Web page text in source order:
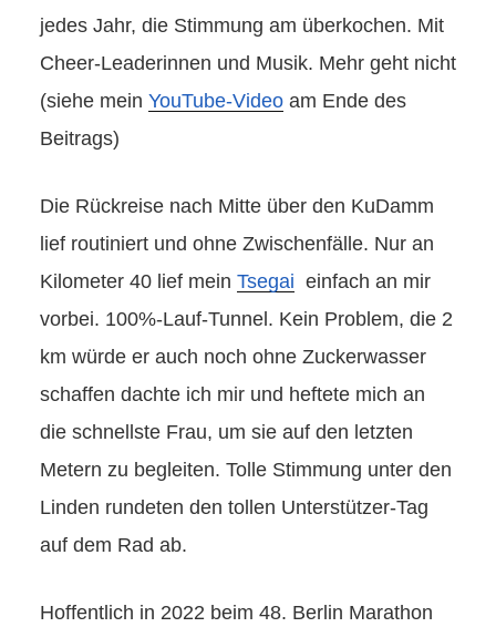
jedes Jahr, die Stimmung am überkochen. Mit
Cheer-Leaderinnen und Musik. Mehr geht nicht
(siehe mein YouTube-Video am Ende des
Beitrags)
Die Rückreise nach Mitte über den KuDamm
lief routiniert und ohne Zwischenfälle. Nur an
Kilometer 40 lief mein Tsegai einfach an mir
vorbei. 100%-Lauf-Tunnel. Kein Problem, die 2
km würde er auch noch ohne Zuckerwasser
schaffen dachte ich mir und heftete mich an
die schnellste Frau, um sie auf den letzten
Metern zu begleiten. Tolle Stimmung unter den
Linden rundeten den tollen Unterstützer-Tag
auf dem Rad ab.
Hoffentlich in 2022 beim 48. Berlin Marathon